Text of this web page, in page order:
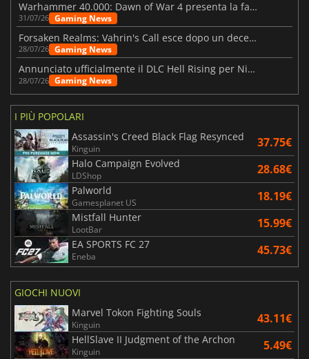
Warhammer 40.000: Dawn of War 4 presenta la fazione dei Necron
31/07/26 Gaming News
Forsaken Realms: Vahrin's Call esce dopo un decennio di sviluppo
28/07/26 Gaming News
Annunciato ufficialmente il DLC Hell Rising per Nioh 3
28/07/26 Gaming News
I PIÙ POPOLARI
Assassin's Creed Black Flag Resynced
Kinguin 37.75€
Halo Campaign Evolved
LDShop 28.68€
Palworld
Gamesplanet US 18.19€
Mistfall Hunter
LootBar 15.99€
EA SPORTS FC 27
Eneba 45.73€
GIOCHI NUOVI
Marvel Tokon Fighting Souls
Kinguin 43.11€
HellSlave II Judgment of the Archon
Kinguin 5.49€